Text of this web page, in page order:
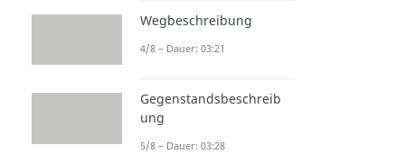
Wegbeschreibung
4/8 – Dauer: 03:21
Gegenstandsbeschreib
ung
5/8 – Dauer: 03:28